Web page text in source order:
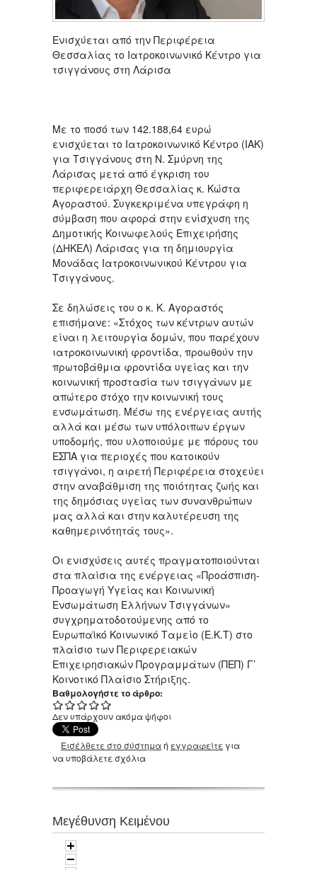
Ενισχύεται από την Περιφέρεια
Θεσσαλίας το Ιατροκοινωνικό Κέντρο για
τσιγγάνους στη Λάρισα
Με το ποσό των 142.188,64 ευρώ
ενισχύεται το Ιατροκοινωνικό Κέντρο (ΙΑΚ)
για Τσιγγάνους στη Ν. Σμύρνη της
Λάρισας μετά από έγκριση του
περιφερειάρχη Θεσσαλίας κ. Κώστα
Αγοραστού. Συγκεκριμένα υπεγράφη η
σύμβαση που αφορά στην ενίσχυση της
Δημοτικής Κοινωφελούς Επιχειρήσης
(ΔΗΚΕΛ) Λάρισας για τη δημιουργία
Μονάδας Ιατροκοινωνικού Κέντρου για
Τσιγγάνους.
Σε δηλώσεις του ο κ. Κ. Αγοραστός
επισήμανε: «Στόχος των κέντρων αυτών
είναι η λειτουργία δομών, που παρέχουν
ιατροκοινωνική φροντίδα, προωθούν την
πρωτοβάθμια φροντίδα υγείας και την
κοινωνική προστασία των τσιγγάνων με
απώτερο στόχο την κοινωνική τους
ενσωμάτωση. Μέσω της ενέργειας αυτής
αλλά και μέσω των υπόλοιπων έργων
υποδομής, που υλοποιούμε με πόρους του
ΕΣΠΑ για περιοχές που κατοικούν
τσιγγάνοι, η αιρετή Περιφέρεια στοχεύει
στην αναβάθμιση της ποιότητας ζωής και
της δημόσιας υγείας των συνανθρώπων
μας αλλά και στην καλυτέρευση της
καθημερινότητάς τους».
Οι ενισχύσεις αυτές πραγματοποιούνται
στα πλαίσια της ενέργειας «Προάσπιση-
Προαγωγή Υγείας και Κοινωνική
Ενσωμάτωση Ελλήνων Τσιγγάνων»
συγχρηματοδοτούμενης από το
Ευρωπαϊκό Κοινωνικό Ταμείο (Ε.Κ.Τ) στο
πλαίσιο των Περιφερειακών
Επιχειρησιακών Προγραμμάτων (ΠΕΠ) Γ’
Κοινοτικό Πλαίσιο Στήριξης.
Βαθμολογήστε το άρθρο:
Δεν υπάρχουν ακόμα ψήφοι
Εισέλθετε στο σύστημαή εγγραφείτε για
να υποβάλετε σχόλια
Μεγέθυνση Κειμένου